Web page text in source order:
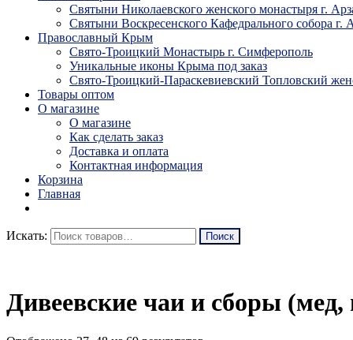
Святыни Николаевского женского монастыря г.
Святыни Воскресенского Кафедрального собора г.
Православный Крым
Свято-Троицкий Монастырь г. Симферополь
Уникальные иконы Крыма под заказ
Свято-Троицкий-Параскевиевский Топловский
Товары оптом
О магазине
О магазине
Как сделать заказ
Доставка и оплата
Контактная информация
Корзина
Главная
Искать:
Дивеевские чаи и сборы